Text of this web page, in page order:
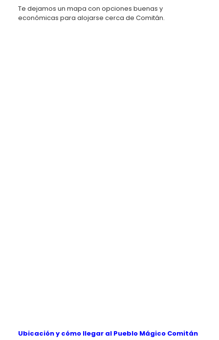
Te dejamos un mapa con opciones buenas y
económicas para alojarse cerca de Comitán.
Ubicación y cómo llegar al Pueblo Mágico Comitán